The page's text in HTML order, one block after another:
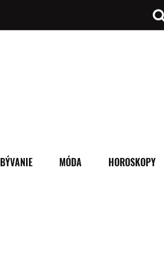
BÝVANIE MÓDA HOROSKOPY